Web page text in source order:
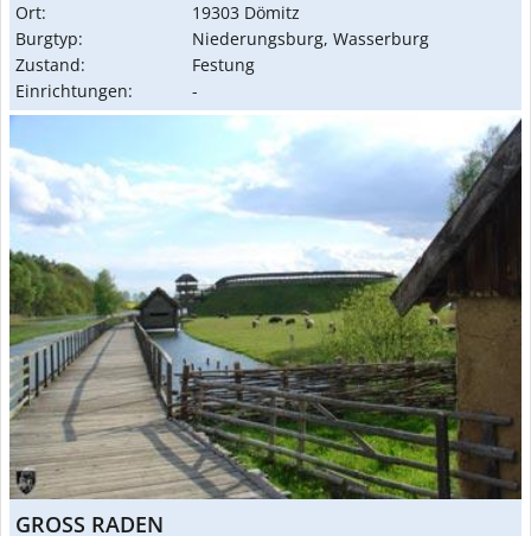
Ort:
19303 Dömitz
Burgtyp:
Niederungsburg, Wasserburg
Zustand:
Festung
Einrichtungen:
-
GROSS RADEN